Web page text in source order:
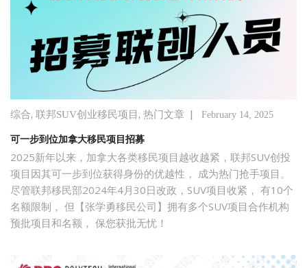
综合, 联邦SUV创业移民项目 , 热门文章 | February 14, 2025
可一步到位加拿大移民项目招募
2025新年以来，加拿大各类移民项目越收越紧，联邦SUV创投
项目因其可一步到位获得身份的优越性， 成为热门抢手项目。
尽管联邦移民部2024年4月30日改政，SUV项目收紧， 有10个
名额限制， 但【张学勇移民公司】拥有多个SUV项目合作机构
预批项目和名额， 保您获批无忧！